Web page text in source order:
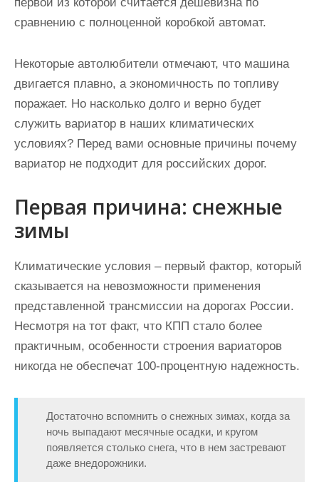
сравнению с полноценной коробкой автомат.
Некоторые автолюбители отмечают, что машина
двигается плавно, а экономичность по топливу
поражает. Но насколько долго и верно будет
служить вариатор в наших климатических
условиях? Перед вами основные причины почему
вариатор не подходит для российских дорог.
Первая причина: снежные
зимы
Климатические условия – первый фактор, который
сказывается на невозможности применения
представленной трансмиссии на дорогах России.
Несмотря на тот факт, что КПП стало более
практичным, особенности строения вариаторов
никогда не обеспечат 100-процентную надежность.
Достаточно вспомнить о снежных зимах, когда за
ночь выпадают месячные осадки, и кругом
появляется столько снега, что в нем застревают
даже внедорожники.